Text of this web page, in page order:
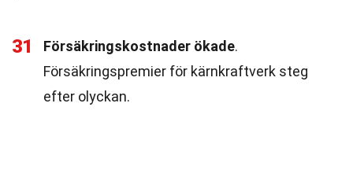
31 Försäkringskostnader ökade.
Försäkringspremier för kärnkraftverk steg
efter olyckan.